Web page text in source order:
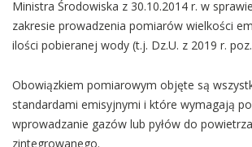
Ministra Środowiska z 30.10.2014 r. w
zakresie prowadzenia pomiarów wielkości
ilości pobieranej wody (t.j. Dz.U. z 2019 r.
Obowiązkiem pomiarowym objęte są
standardami emisyjnymi i które wymagają
wprowadzanie gazów lub pyłów do
zintegrowanego.